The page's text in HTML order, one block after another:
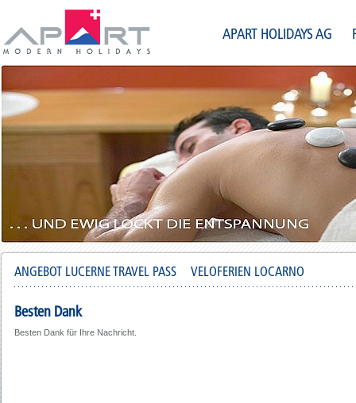
APART HOLIDAYS AG
ANGEBOT LUCERNE TRAVEL PASS VELOFERIEN LOCARNO
Besten Dank
Besten Dank für Ihre Nachricht.